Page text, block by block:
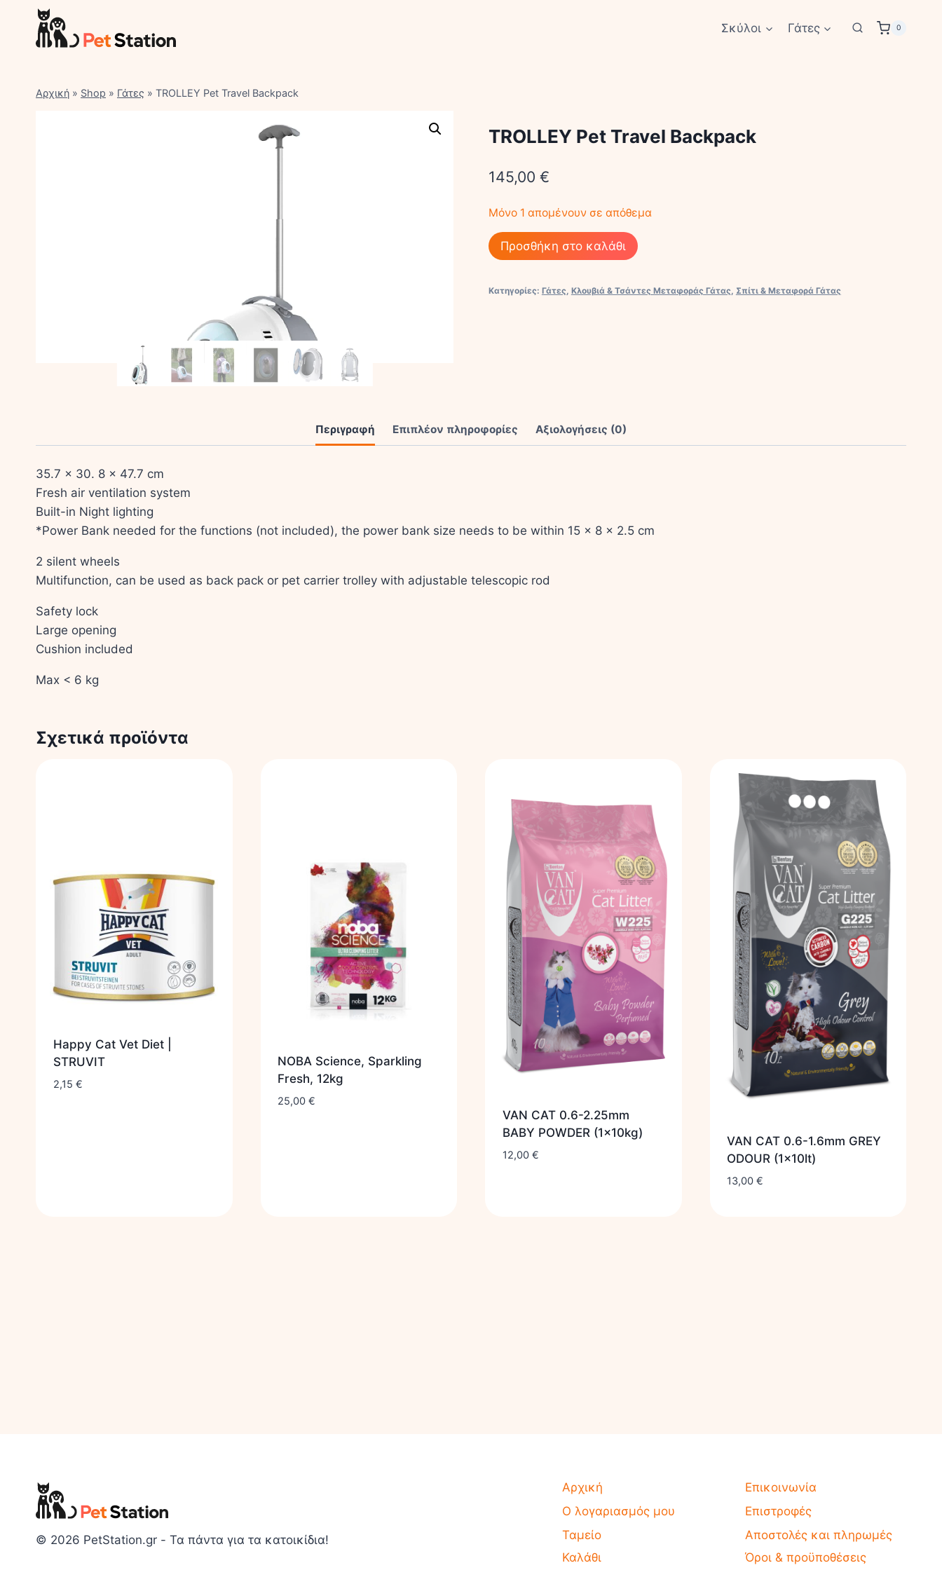
content
Σκύλοι Γάτες 0
Αρχική » Shop » Γάτες » TROLLEY Pet Travel Backpack
TROLLEY Pet Travel Backpack
145,00 €
Μόνο 1 απομένουν σε απόθεμα
TROLLEY
Pet
Backpack
Προσθήκη στο καλάθι
Κατηγορίες: Γάτες, Κλουβιά & Τσάντες Μεταφοράς Γάτας, Σπίτι & Μεταφορά Γάτας
Περιγραφή Επιπλέον πληροφορίες Αξιολογήσεις (0)
35.7 x 30. 8 x 47.7 cm
Fresh air ventilation system
Built-in Night lighting
*Power Bank needed for the functions (not included), the power bank size needs to be within 15 x 8 x 2.5 cm
2 silent wheels
Multifunction, can be used as back pack or pet carrier trolley with adjustable telescopic rod
Safety lock
Large opening
Cushion included
Max < 6 kg
Σχετικά προϊόντα
Happy Cat Vet Diet |
STRUVIT
2,15 €
NOBA Science, Sparkling
Fresh, 12kg
25,00 €
VAN CAT 0.6-2.25mm
BABY POWDER (1x10kg)
12,00 €
VAN CAT 0.6-1.6mm GREY
ODOUR (1x10lt)
13,00 €
© 2026 PetStation.gr - Τα πάντα για τα κατοικίδια!
Αρχική
Ο λογαριασμός μου
Ταμείο
Καλάθι
Επικοινωνία
Επιστροφές
Αποστολές και πληρωμές
Όροι & προϋποθέσεις